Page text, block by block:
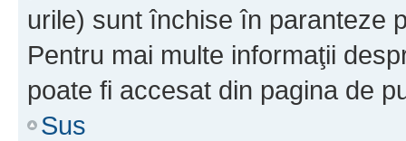
urile) sunt închise în paranteze
Pentru mai multe informaţii
poate fi accesat din pagina de
Sus